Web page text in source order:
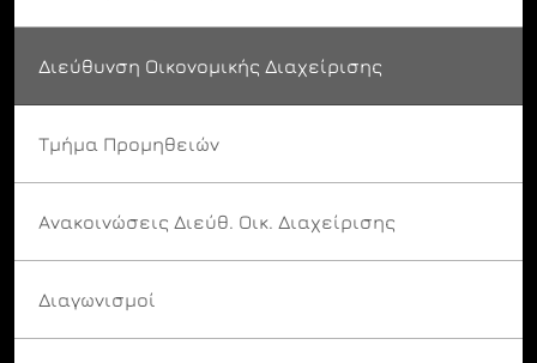
Διεύθυνση Οικονομικής Διαχείρισης
Τμήμα Προμηθειών
Ανακοινώσεις Διεύθ. Οικ. Διαχείρισης
Διαγωνισμοί